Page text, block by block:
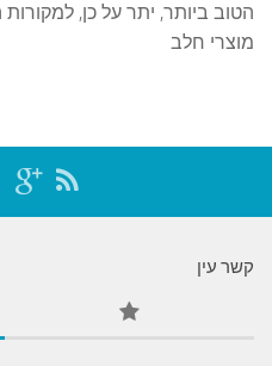
פינת הנכד
כתבו אלינו
הטוב ביותר, יתר על כן,
מוצרי חלב
קשר עין